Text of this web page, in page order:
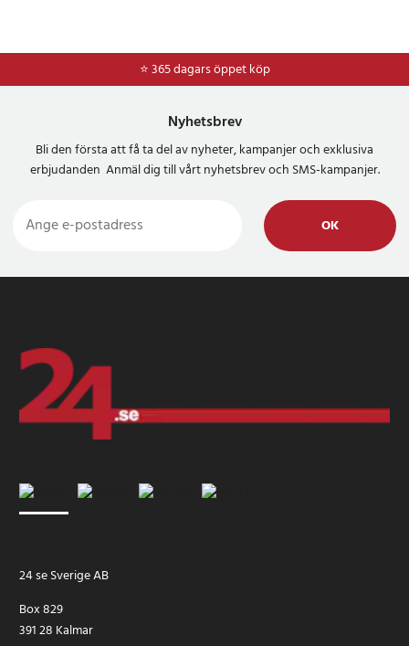
⭐ 365 dagars öppet köp
⭐Frakt 49kr *
Nyhetsbrev
Bli den första att få ta del av nyheter, kampanjer och exklusiva
erbjudanden Anmäl dig till vårt nyhetsbrev och SMS-kampanjer.
OK
24 se Sverige AB
Box 829
391 28 Kalmar